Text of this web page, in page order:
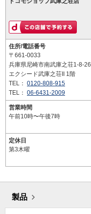
住所/電話番号
〒661-0033
兵庫県尼崎市南武庫之荘1-8-26
エクシード武庫之荘II 1階
TEL： 0120-808-915
TEL： 06-6431-2009
営業時間
午前10時〜午後7時
定休日
第3木曜
製品